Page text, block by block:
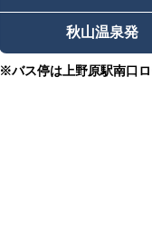
秋山温泉発
※バス停は上野原駅南口